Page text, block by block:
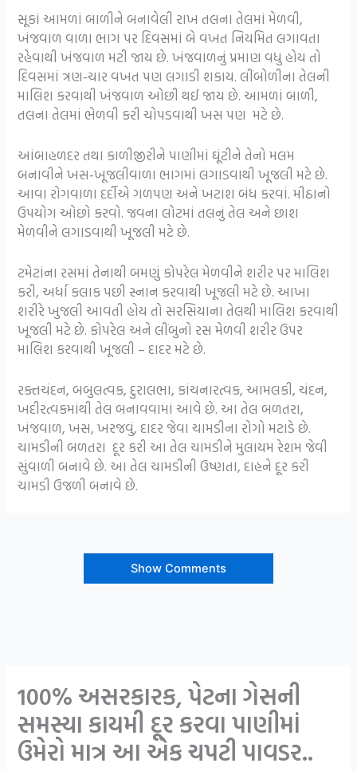
સૂકાં આમળાં બાળીને બનાવેલી રાખ તલના તેલમાં મેળવી,
ખંજવાળ વાળા ભાગ પર દિવસમાં બે વખત નિયમિત લગાવતા
રહેવાથી ખંજવાળ મટી જાય છે. ખંજવાળનું પ્રમાણ વધુ હોય તો
દિવસમાં ત્રણ-ચાર વખત પણ લગાડી શકાય. લીંબોળીના તેલની
માલિશ કરવાથી ખંજવાળ ઓછી થઈ જાય છે. આમળાં બાળી,
તલના તેલમાં ભેળવી કરી ચોપડવાથી ખસ પણ મટે છે.
આંબાહળદર તથા કાળીજીરીને પાણીમાં ઘૂંટીને તેનો મલમ
બનાવીને ખસ-ખૂજલીવાળા ભાગમાં લગાડવાથી ખૂજલી મટે છે.
આવા રોગવાળા દર્દીએ ગળપણ અને ખટાશ બંધ કરવાં. મીઠાનો
ઉપયોગ ઓછો કરવો. જવના લોટમાં તલનું તેલ અને છાશ
મેળવીને લગાડવાથી ખૂજલી મટે છે.
ટમેટાંના રસમાં તેનાથી બમણું કોપરેલ મેળવીને શરીર પર માલિશ
કરી, અર્ધા કલાક પછી સ્નાન કરવાથી ખૂજલી મટે છે. આખા
શરીરે ખુજલી આવતી હોય તો સરસિયાના તેલથી માલિશ કરવાથી
ખૂજલી મટે છે. કોપરેલ અને લીંબુનો રસ મેળવી શરીર ઉપર
માલિશ કરવાથી ખૂજલી – દાદર મટે છે.
રક્તચંદન, બબુલત્વક, દુરાલભા, કાંચનારત્વક, આમલકી, ચંદન,
ખદીરત્વકમાંથી તેલ બનાવવામાં આવે છે. આ તેલ બળતરા,
ખંજવાળ, ખસ, ખરજવું, દાદર જેવા ચામડીના રોગો મટાડે છે.
ચામડીની બળતરા દૂર કરી આ તેલ ચામડીને મુલાયમ રેશમ જેવી
સુંવાળી બનાવે છે. આ તેલ ચામડીની ઉષ્ણતા, દાહને દૂર કરી
ચામડી ઉજળી બનાવે છે.
Show Comments
100% અસરકારક, પેટના ગેસની
સમસ્યા કાયમી દૂર કરવા પાણીમાં
ઉમેરો માત્ર આ એક ચપટી પાવડર..